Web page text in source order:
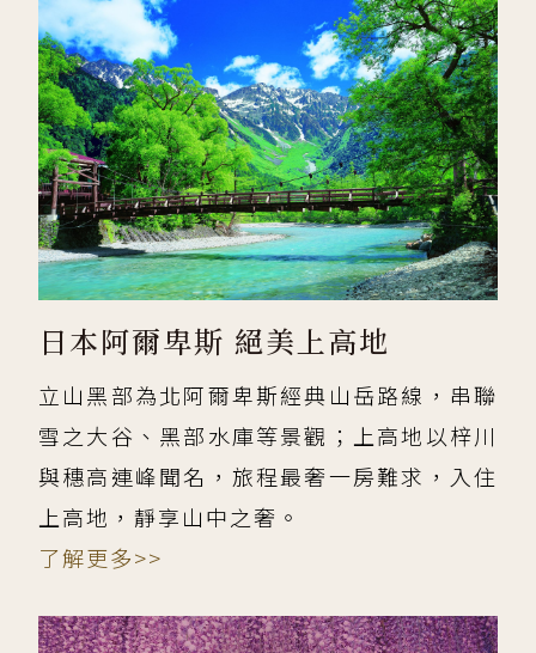
日本阿爾卑斯 絕美上高地
立山黑部為北阿爾卑斯經典山岳路線，串聯
雪之大谷、黑部水庫等景觀；上高地以梓川
與穗高連峰聞名，旅程最奢一房難求，入住
上高地，靜享山中之奢。
了解更多>>